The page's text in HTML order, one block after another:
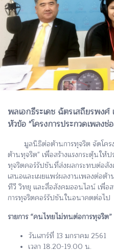
พลเอกธีระเดช ฉัตรเสถียรพง
หัวข้อ "โครงการประกวดเพลง
มูลนิธิต่อต้านการทุจริต จัดโครง
ต้านทุจริต" เพื่อสร้างแรงกระตุ้นให้
ทุจริตคอร์รัปชันที่ส่งผลกระทบต่อสั
เสนอและเผยแพร่ผลงานเพลงต่อต้
ทีวี วิทยุ และสื่อสังคมออนไลน์ เพื่อ
การทุจริตคอร์รัปชันในอนาคตต่อไป
รายการ “คนไทยไม่ทนต่อการทุจริต”
วันเสาร์ที่ 13 มกราคม 2561
เวลา 18.20-19.00 น.